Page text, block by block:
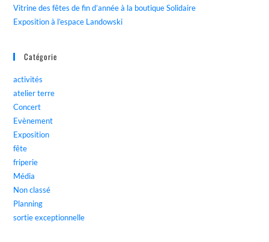
Vitrine des fêtes de fin d’année à la boutique Solidaire
Exposition à l’espace Landowski
Catégorie
activités
atelier terre
Concert
Evènement
Exposition
fête
friperie
Média
Non classé
Planning
sortie exceptionnelle